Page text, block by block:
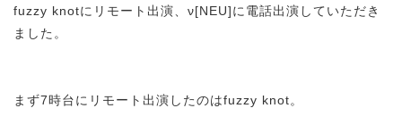
fuzzy knotにリモート出演、ν[NEU]に電話出演していただき
ました。
まず7時台にリモート出演したのはfuzzy knot。